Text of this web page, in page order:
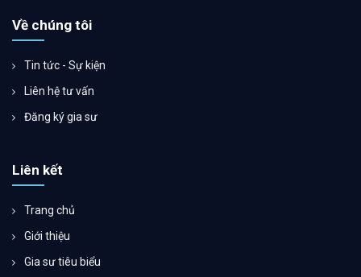
Về chúng tôi
Tin tức - Sự kiện
Liên hệ tư vấn
Đăng ký gia sư
Liên kết
Trang chủ
Giới thiệu
Gia sư tiêu biểu